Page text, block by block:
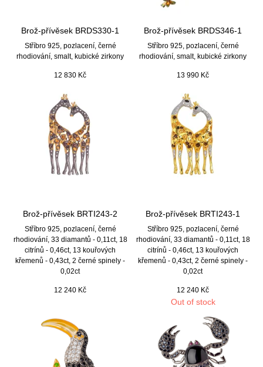
Brož-přívěsek BRDS330-1
Stříbro 925, pozlacení, černé
rhodiování, smalt, kubické zirkony
12 830 Kč
Brož-přívěsek BRDS346-1
Stříbro 925, pozlacení, černé
rhodiování, smalt, kubické zirkony
13 990 Kč
Brož-přívěsek BRTI243-2
Stříbro 925, pozlacení, černé
rhodiování, 33 diamantů - 0,11ct, 18
citrínů - 0,46ct, 13 kouřových
křemenů - 0,43ct, 2 černé spinely -
0,02ct
12 240 Kč
Brož-přívěsek BRTI243-1
Stříbro 925, pozlacení, černé
rhodiování, 33 diamantů - 0,11ct, 18
citrínů - 0,46ct, 13 kouřových
křemenů - 0,43ct, 2 černé spinely -
0,02ct
12 240 Kč
Out of stock